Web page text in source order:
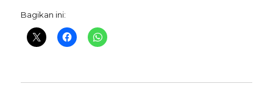
Bagikan ini: